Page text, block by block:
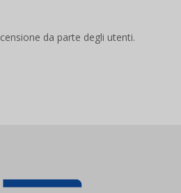
da parte degli utenti.